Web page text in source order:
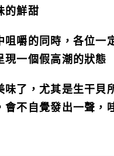
的鮮甜
咀嚼的同時，各位一
現一個假高潮的狀態
味了，尤其是生干貝
會不自覺發出一聲，